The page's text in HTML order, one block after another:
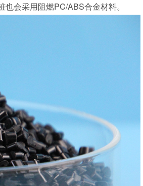
会采用阻燃PC/ABS合金材料。